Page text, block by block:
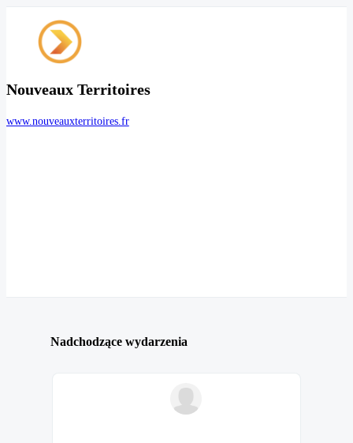
Nouveaux Territoires
www.nouveauxterritoires.fr
Nadchodzące wydarzenia